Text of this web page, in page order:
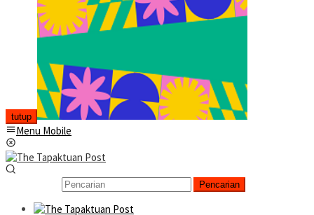
tutup
Menu Mobile
Pencarian